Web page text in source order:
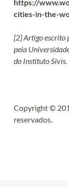
https://
cities-in-the-
[2] Artigo escrito
pela
do Instituto Sivis.
Copyright ©
reservados.